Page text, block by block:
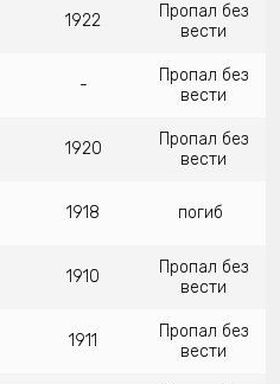
1922
Пропал без
вести
-
Пропал без
вести
1920
Пропал без
вести
1918 погиб
1910
Пропал без
вести
1911
Пропал без
вести